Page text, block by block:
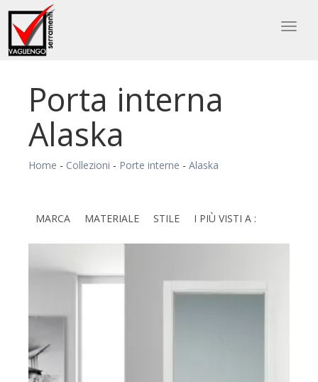
Porta interna
Alaska
Home - Collezioni - Porte interne - Alaska
MARCA MATERIALE STILE I PIÙ VISTI A :